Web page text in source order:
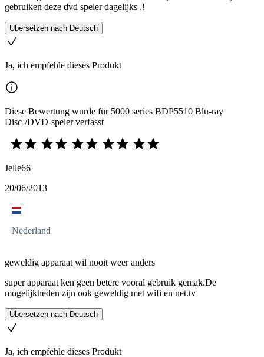
gebruiken deze dvd speler dagelijks .!
Übersetzen nach Deutsch
Ja, ich empfehle dieses Produkt
Diese Bewertung wurde für 5000 series BDP5510 Blu-ray
Disc-/DVD-speler verfasst
Jelle66
20/06/2013
Nederland
geweldig apparaat wil nooit weer anders
super apparaat ken geen betere vooral gebruik gemak.De
mogelijkheden zijn ook geweldig met wifi en net.tv
Übersetzen nach Deutsch
Ja, ich empfehle dieses Produkt